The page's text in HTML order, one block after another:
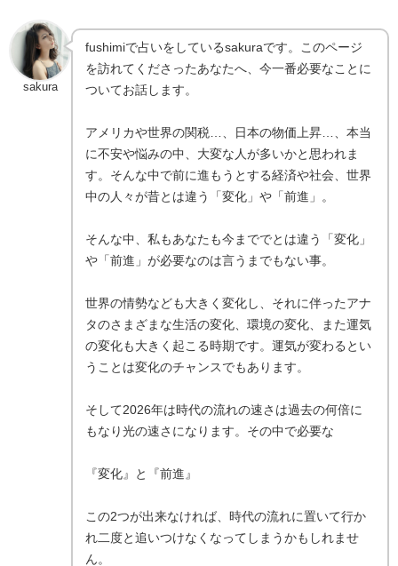
sakura
fushimiで占いをしているsakuraです。このページ
を訪れてくださったあなたへ、今一番必要なことに
ついてお話します。
アメリカや世界の関税…、日本の物価上昇…、本当
に不安や悩みの中、大変な人が多いかと思われま
す。そんな中で前に進もうとする経済や社会、世界
中の人々が昔とは違う「変化」や「前進」。
そんな中、私もあなたも今まででとは違う「変化」
や「前進」が必要なのは言うまでもない事。
世界の情勢なども大きく変化し、それに伴ったアナ
タのさまざまな生活の変化、環境の変化、また運気
の変化も大きく起こる時期です。運気が変わるとい
うことは変化のチャンスでもあります。
そして2026年は時代の流れの速さは過去の何倍に
もなり光の速さになります。その中で必要な
『変化』と『前進』
この2つが出来なければ、時代の流れに置いて行か
れ二度と追いつけなくなってしまうかもしれませ
ん。